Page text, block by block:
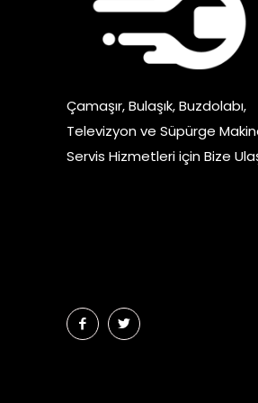
Çamaşır, Bulaşık, Buzdolabı,
Televizyon ve Süpürge
Servis Hizmetleri için Bize